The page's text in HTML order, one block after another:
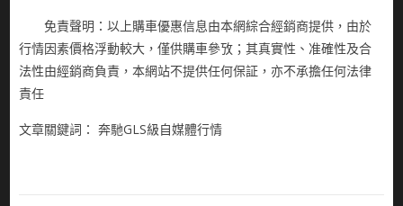
免責聲明：以上購車優惠信息由本網綜合經銷商提供，由於
行情因素價格浮動較大，僅供購車參攷；其真實性、准確性及合
法性由經銷商負責，本網站不提供任何保証，亦不承擔任何法律
責任
文章關鍵詞： 奔馳GLS級自媒體行情